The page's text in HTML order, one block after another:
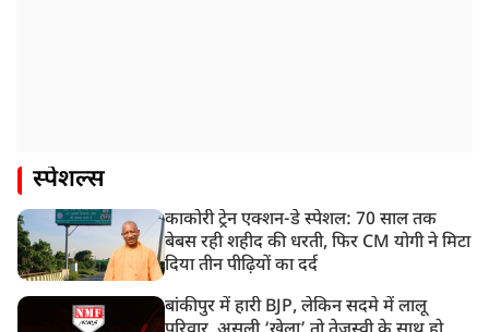
स्पेशल्स
काकोरी ट्रेन एक्शन-डे स्पेशल: 70 साल तक
बेबस रही शहीद की धरती, फिर CM योगी ने मिटा
दिया तीन पीढ़ियों का दर्द
बांकीपुर में हारी BJP, लेकिन सदमे में लालू